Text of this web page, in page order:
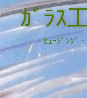
ｶﾞﾗｽ
ﾋｭｰｼﾞﾝｸﾞ